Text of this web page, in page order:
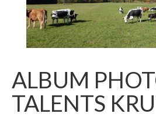
ALBUM
TALENTS